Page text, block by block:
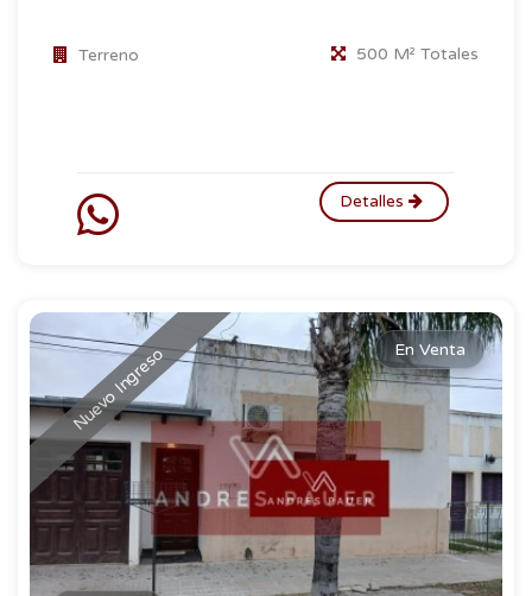
Terreno 500 M² Totales
Detalles
Nuevo Ingreso En Venta